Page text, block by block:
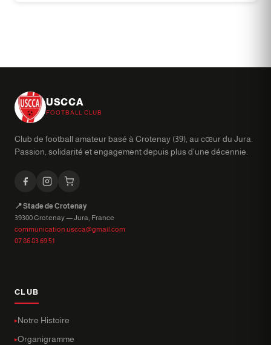
USCCA
FOOTBALL CLUB
Club de football amateur basé à Crotenay (39), au cœur du Jura.
Passion, solidarité et engagement depuis plus d'une décennie.
📍 Stade de Crotenay
39300 Crotenay — Jura, France
communication.uscca@gmail.com
07 86 83 69 51
CLUB
Notre Histoire
Organigramme